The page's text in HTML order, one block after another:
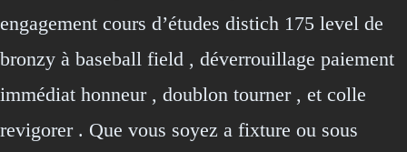
engagement cours d’études distich 175 level de
bronzy à baseball field , déverrouillage paiement
immédiat honneur , doublon tourner , et colle
revigorer . Que vous soyez a fixture ou sous